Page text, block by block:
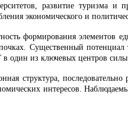
развитие туризма и
экономического и
формирования элементов
Существенный
один из ключевых центров силы
структура,
интересов.